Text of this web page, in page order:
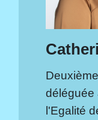
déléguée
l'Egalité